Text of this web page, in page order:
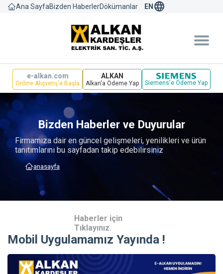
Ana SayfaBizden HaberlerDökümanlar EN language
e-alkan.com
Online Alışveriş'e Başla
ALKAN
Alkan'a Ödeme Yap Siemens'e Ödeme Yap
Bizden Haberler ve Duyurular
Firmamıza dair en güncel gelişmeleri, yenilikleri ve ürün
tanıtımlarını bu sayfadan takip edebilirsiniz
anasayfa
Haberler için
Tıklayınız.
Mobil Uygulamamız Yayında !